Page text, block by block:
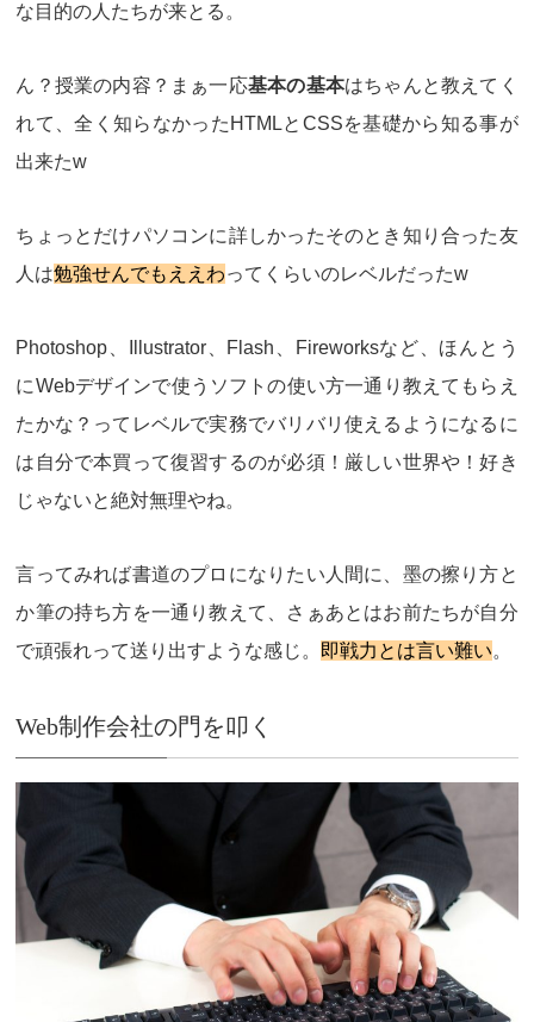
な目的の人たちが来とる。
ん？授業の内容？まぁ一応基本の基本はちゃんと教えてく
れて、全く知らなかった HTMLとCSSを基礎から知る事が
出来たw
ちょっとだけパソコンに詳しかったそのとき知り合った友
人は勉強せんでもええわってくらいのレベルだったw
Photoshop、Illustrator、Flash、Fireworksなど、ほんとう
にWebデザインで使うソフトの使い方一通り教えてもらえ
たかな？ってレベルで実務でバリバリ使えるようになるに
は自分で本買って復習するのが必須！厳しい世界や！好き
じゃないと絶対無理やね。
言ってみれば書道のプロになりたい人間に、墨の擦り方と
か筆の持ち方を一通り教えて、さぁあとはお前たちが自分
で頑張れって送り出すような感じ。 即戦力とは言い難い。
Web制作会社の門を叩く